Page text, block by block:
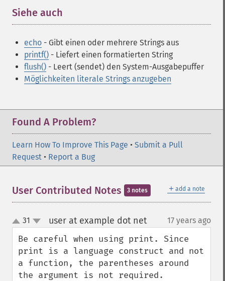
Siehe auch
echo - Gibt einen oder mehrere Strings aus
printf() - Liefert einen formatierten String
flush() - Leert (sendet) den System-Ausgabepuffer
Möglichkeiten literale Strings anzugeben
Found A Problem?
Learn How To Improve This Page • Submit a Pull
Request • Report a Bug
＋ add a note
User Contributed Notes 3 notes
up
down
31 user at example dot net¶ 17 years ago
Be careful when using print. Since
print is a language construct and not
a function, the parentheses around
the argument is not required.